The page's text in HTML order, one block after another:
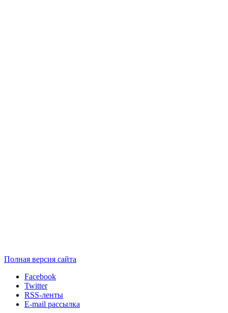
Полная версия сайта
Facebook
Twitter
RSS-ленты
E-mail рассылка